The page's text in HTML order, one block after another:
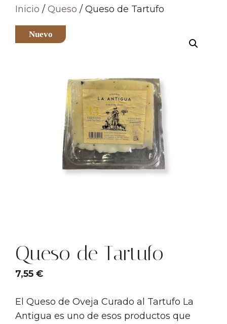
Inicio / Queso / Queso de Tartufo
Nuevo
Queso de Tartufo
7,55 €
El Queso de Oveja Curado al Tartufo La
Antigua es uno de esos productos que